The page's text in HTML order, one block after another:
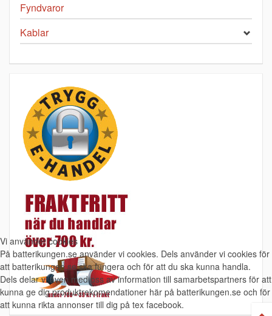
Fyndvaror
Kablar
Vi använder cookies
På batterikungen.se använder vi cookies. Dels använder vi cookies för
att batterikungen.se ska fungera och för att du ska kunna handla.
Dels delar vi även med oss av information till samarbetspartners för att
kunna ge dig produktrekomendationer här på batterikungen.se och för
att kunna rikta annonser till dig på tex facebook.